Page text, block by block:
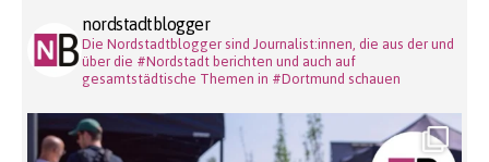
nordstadtblogger
Die Nordstadtblogger sind Journalist:innen, die aus der und
über die #Nordstadt berichten und auch auf
gesamtstädtische Themen in #Dortmund schauen